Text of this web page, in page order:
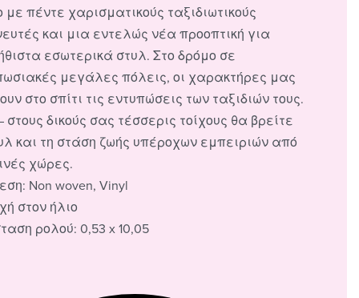
με πέντε χαρισματικούς ταξιδιωτικούς
και μια εντελώς νέα προοπτική για
εσωτερικά στυλ. Στο δρόμο σε
μεγάλες πόλεις, οι χαρακτήρες μας
στο σπίτι τις εντυπώσεις των ταξιδιών τους.
στους δικούς σας τέσσερις τοίχους θα βρείτε
και τη στάση ζωής υπέροχων εμπειριών από
χώρες.
Non woven, Vinyl
στον ήλιο
ρολού: 0,53 x 10,05